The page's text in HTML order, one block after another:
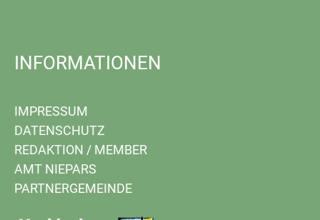
INFORMATIONEN
IMPRESSUM
DATENSCHUTZ
REDAKTION / MEMBER
AMT NIEPARS
PARTNERGEMEINDE